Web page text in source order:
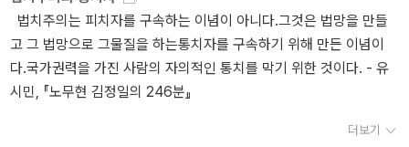
법치주의는 피치자를 구속하는 이념이 아니다.그것은 법망을 만들
고 그 법망으로 그물질을 하는통치자를 구속하기 위해 만든 이념이
다.국가권력을 가진 사람의 자의적인 통치를 막기 위한 것이다. - 유
시민, 『노무현 김정일의 246분』
더보기